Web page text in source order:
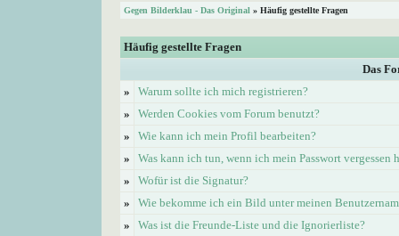
Gegen Bilderklau - Das Original » Häufig gestellte Fragen
Häufig gestellte Fragen
Das
»
Warum sollte ich mich registrieren?
»
Werden Cookies vom Forum benutzt?
»
Wie kann ich mein Profil bearbeiten?
»
Was kann ich tun, wenn ich mein Passwort vergessen
»
Wofür ist die Signatur?
»
Wie bekomme ich ein Bild unter meinen
»
Was ist die Freunde-Liste und die Ignorierliste?